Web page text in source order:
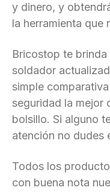
y dinero, y
la herramienta que
Bricostop te
soldador
simple
seguridad la mejor
bolsillo. Si alguno
atención no dudes
Todos los
con buena nota